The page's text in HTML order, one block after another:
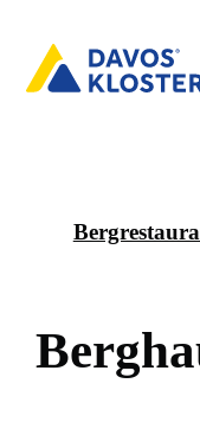
Bergha